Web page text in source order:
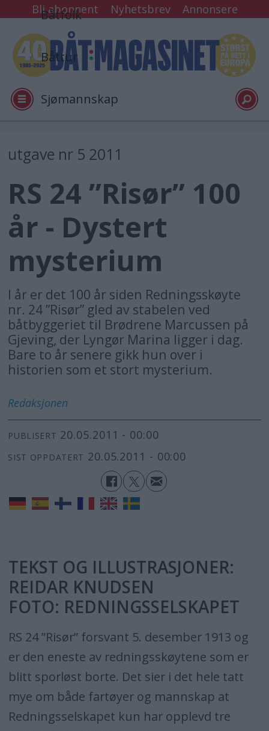
Bli abonnent Nyhetsbrev Annonsere
Båtfolk
Båttur
Sjømannskap
Arkiv
Video
Logg inn
utgave nr 5 2011
RS 24 ”Risør” 100
år - Dystert
mysterium
I år er det 100 år siden Redningsskøyte
nr. 24 ”Risør” gled av stabelen ved
båtbyggeriet til Brødrene Marcussen på
Gjeving, der Lyngør Marina ligger i dag.
Bare to år senere gikk hun over i
historien som et stort mysterium.
Redaksjonen
PUBLISERT 20.05.2011 - 00:00
SIST OPPDATERT 20.05.2011 - 00:00
TEKST OG ILLUSTRASJONER:
REIDAR KNUDSEN
FOTO: REDNINGSSELSKAPET
RS 24 ”Risør” forsvant 5. desember 1913 og
er den eneste av redningsskøytene som er
blitt sporløst borte. Det sier i det hele tatt
mye om både fartøyer og mannskap at
Redningsselskapet kun har opplevd tre